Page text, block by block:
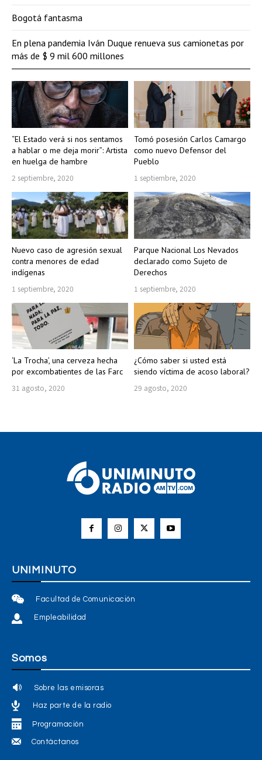
“El Estado verá si nos sentamos
a hablar o me deja morir”: Artista
en huelga de hambre
2 septiembre, 2020
Tomó posesión Carlos Camargo
como nuevo Defensor del
Pueblo
1 septiembre, 2020
Nuevo caso de agresión sexual
contra menores de edad
indígenas
1 septiembre, 2020
Parque Nacional Los Nevados
declarado como Sujeto de
Derechos
1 septiembre, 2020
‘La Trocha’, una cerveza hecha
por excombatientes de las Farc
31 agosto, 2020
¿Cómo saber si usted está
siendo víctima de acoso laboral?
29 agosto, 2020
Bogotá fantasma
En plena pandemia Iván Duque renueva sus camionetas por
más de $ 9 mil 600 millones
UNIMINUTO
Facultad de Comunicación
Empleabilidad
Somos
Sobre las emisoras
Haz parte de la radio
Programación
Contáctanos